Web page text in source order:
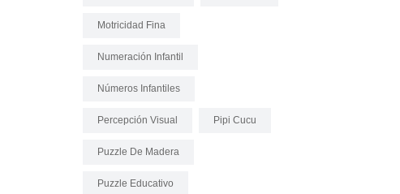
Motricidad Fina
Numeración Infantil
Números Infantiles
Percepción Visual Pipi Cucu
Puzzle De Madera
Puzzle Educativo